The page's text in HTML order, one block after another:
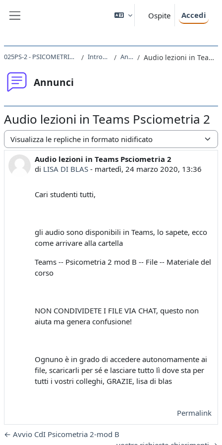
Ospite Accedi
025PS-2 - PSICOMETRIA 2 - MOD. B 2019 Introduzione Annunci Audio lezioni in Teams Psciometria 2
Annunci
Audio lezioni in Teams Psciometria 2
Modalità visualizzazione
Audio lezioni in Teams Psciometria 2
di LISA DI BLAS - martedì, 24 marzo 2020, 13:36
Numero di risposte: 0
Cari studenti tutti,
gli audio sono disponibili in Teams, lo sapete, ecco
come arrivare alla cartella
Teams -- Psicometria 2 mod B -- File -- Materiale del
corso
NON CONDIVIDETE I FILE VIA CHAT, questo non
aiuta ma genera confusione!
Ognuno è in grado di accedere autonomamente ai
file, scaricarli per sé e lasciare tutto lì dove sta per
tutti i vostri colleghi, GRAZIE, lisa di blas
Permalink
← Avvio CdI Psicometria 2-mod B